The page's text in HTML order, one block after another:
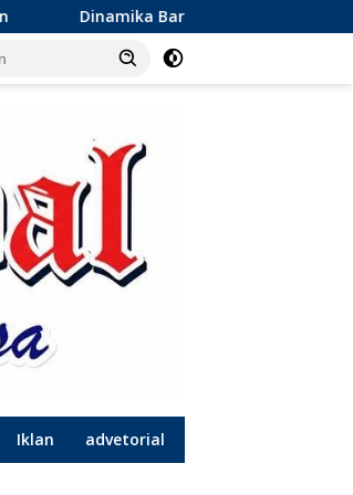
Bola Surabaya: Kepindahan de Red FC ke
Iklan advetorial